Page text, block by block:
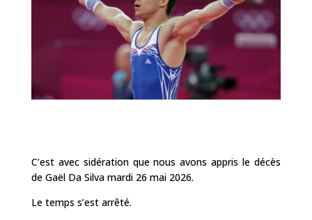
C’est avec sidération que nous avons appris le décès
de Gaël Da Silva mardi 26 mai 2026.
Le temps s’est arrêté.